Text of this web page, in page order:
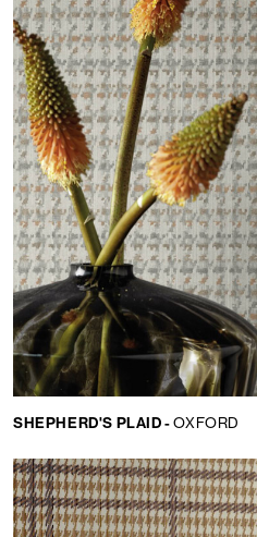
SHEPHERD'S PLAID -OXFORD